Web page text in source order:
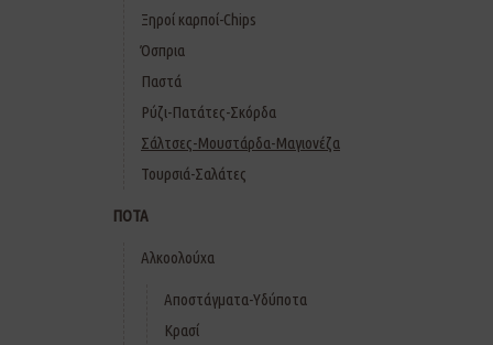
Ξηροί καρποί-Chips
Όσπρια
Παστά
Ρύζι-Πατάτες-Σκόρδα
Σάλτσες-Μουστάρδα-Μαγιονέζα
Τουρσιά-Σαλάτες
ΠΟΤΑ
Αλκοολούχα
Αποστάγματα-Υδύποτα
Κρασί